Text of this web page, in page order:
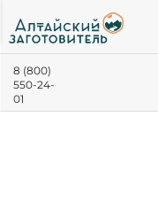
8 (800)
550-24-
01